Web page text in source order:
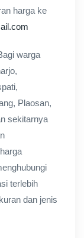
harga ke
warga
Plaosan,
sekitarnya
terlebih
dan jenis